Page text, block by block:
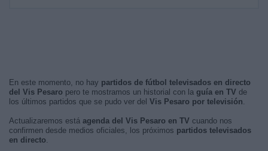
En este momento, no hay partidos de fútbol televisados en directo
del Vis Pesaro pero te mostramos un historial con la guía en TV de
los últimos partidos que se pudo ver del Vis Pesaro por televisión.
Actualizaremos está agenda del Vis Pesaro en TV cuando nos
confirmen desde medios oficiales, los próximos partidos televisados
en directo.